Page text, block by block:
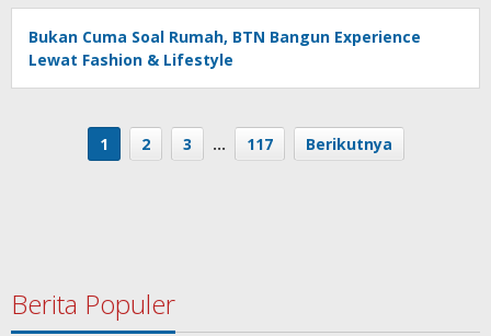
Bukan Cuma Soal Rumah, BTN Bangun Experience
Lewat Fashion & Lifestyle
1 2 3 … 117 Berikutnya
Berita Populer